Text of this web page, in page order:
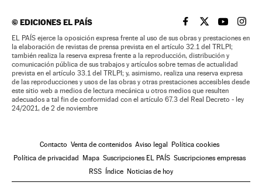
©EDICIONES EL PAÍS EL PAÍS BRASIL EN
EL PAÍSEL PAÍS
EL
EL PAÍS ejerce la oposición expresa frente al uso de sus obras y prestaciones en
la elaboración de revistas de prensa prevista en el artículo 32.1 del TRLPI;
también realiza la reserva expresa frente a la reproducción, distribución y
comunicación pública de sus trabajos y artículos sobre temas de actualidad
prevista en el artículo 33.1 del TRLPI; y, asimismo, realiza una reserva expresa
de las reproducciones y usos de las obras y otras prestaciones accesibles desde
este sitio web a medios de lectura mecánica u otros medios que resulten
adecuados a tal fin de conformidad con el artículo 67.3 del Real Decreto - ley
24/2021, de 2 de noviembre
Contacto Venta de contenidos Aviso legal Política cookies
Política de privacidad Mapa Suscripciones EL PAÍS Suscripciones empresas
RSS Índice Noticias de hoy